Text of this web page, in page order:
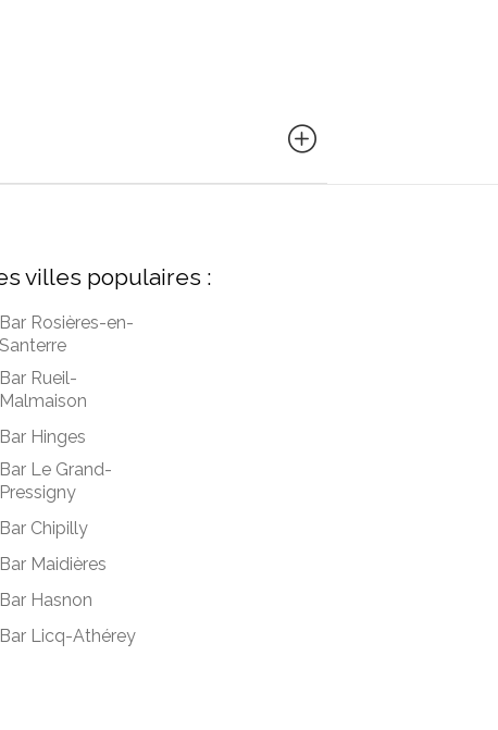
villes populaires :
Bar Rosières-en-
Santerre
Bar Rueil-
Malmaison
Bar Hinges
Bar Le Grand-
Pressigny
Bar Chipilly
Bar Maidières
Bar Hasnon
Bar Licq-Athérey